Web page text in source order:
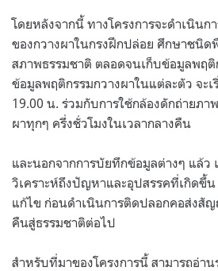
โดยหลังจากนี้ ทางโครงการจะดำเนินก
ของกวางผาในกรงฝึกปล่อย ศึกษาชนิด
สภาพธรรมชาติ ตลอดจนเก็บข้อมูลพฤ
ข้อมูลพฤติกรรมกวางผาในแต่ละตัว จะเ
19.00 น. ร่วมกับการใช้กล้องดักถ่ายภ
ผาทุกๆ ครึ่งชั่วโมงในเวลากลางคืน
และนอกจากการบัยทึกข้อมูลต่างๆ แล้ว
วิเคราะห์ถึงปัญหาและอุปสรรคที่เกิดขึ้
แก้ไข ก่อนดำเนินการติดปลอกคอส่งสั
คืนสู่ธรรมชาติต่อไป
สำหรับที่มาของโครงการนี้ สามารถอ่าน